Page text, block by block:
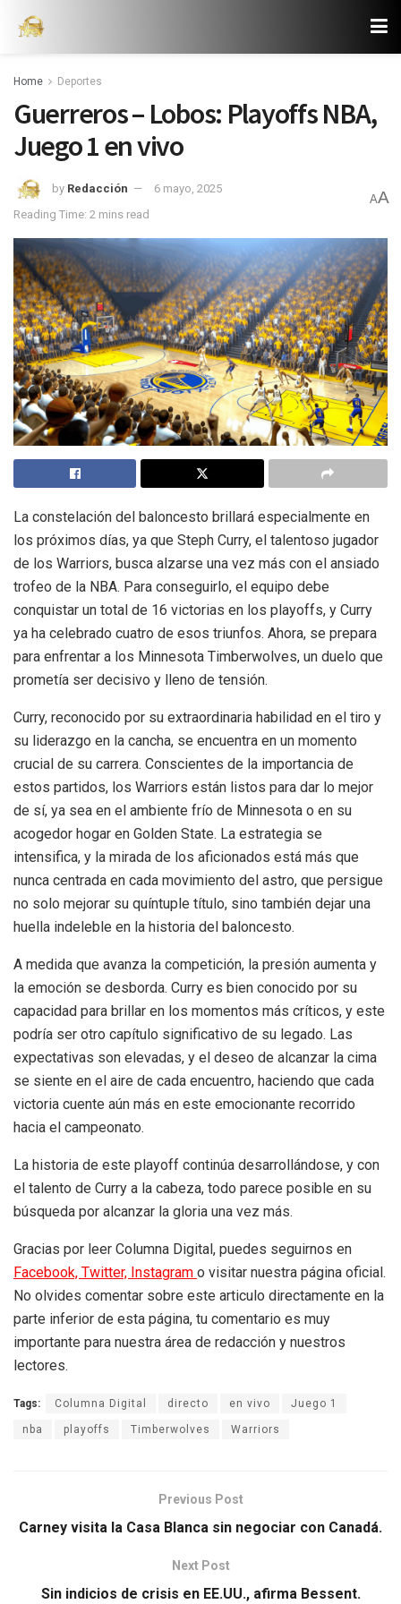
Home Deportes
Guerreros – Lobos: Playoffs NBA,
Juego 1 en vivo
by Redacción
6 mayo, 2025
Reading Time: 2 mins read
AA
La constelación del baloncesto brillará especialmente en
los próximos días, ya que Steph Curry, el talentoso jugador
de los Warriors, busca alzarse una vez más con el ansiado
trofeo de la NBA. Para conseguirlo, el equipo debe
conquistar un total de 16 victorias en los playoffs, y Curry
ya ha celebrado cuatro de esos triunfos. Ahora, se prepara
para enfrentar a los Minnesota Timberwolves, un duelo que
prometía ser decisivo y lleno de tensión.
Curry, reconocido por su extraordinaria habilidad en el tiro y
su liderazgo en la cancha, se encuentra en un momento
crucial de su carrera. Conscientes de la importancia de
estos partidos, los Warriors están listos para dar lo mejor
de sí, ya sea en el ambiente frío de Minnesota o en su
acogedor hogar en Golden State. La estrategia se
intensifica, y la mirada de los aficionados está más que
nunca centrada en cada movimiento del astro, que persigue
no solo mejorar su quíntuple título, sino también dejar una
huella indeleble en la historia del baloncesto.
A medida que avanza la competición, la presión aumenta y
la emoción se desborda. Curry es bien conocido por su
capacidad para brillar en los momentos más críticos, y este
podría ser otro capítulo significativo de su legado. Las
expectativas son elevadas, y el deseo de alcanzar la cima
se siente en el aire de cada encuentro, haciendo que cada
victoria cuente aún más en este emocionante recorrido
hacia el campeonato.
La historia de este playoff continúa desarrollándose, y con
el talento de Curry a la cabeza, todo parece posible en su
búsqueda por alcanzar la gloria una vez más.
Gracias por leer Columna Digital, puedes seguirnos en
Facebook, Twitter, Instagram o visitar nuestra página oficial.
No olvides comentar sobre este articulo directamente en la
parte inferior de esta página, tu comentario es muy
importante para nuestra área de redacción y nuestros
lectores.
Tags: Columna Digital directo en vivo Juego 1
nba playoffs Timberwolves Warriors
Previous Post
Carney visita la Casa Blanca sin negociar con Canadá.
Next Post
Sin indicios de crisis en EE.UU., afirma Bessent.